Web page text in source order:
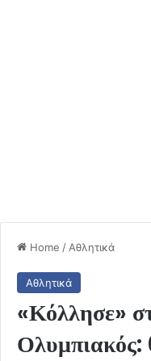
Home / Αθλητικά
Αθλητικά
«Κόλλησε»